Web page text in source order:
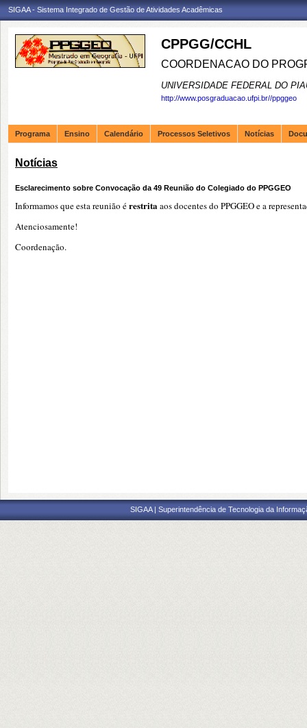
SIGAA - Sistema Integrado de Gestão de Atividades Acadêmicas
CPPGG/CCHL
COORDENACAO DO
UNIVERSIDADE FEDERAL DO
http://www.posgraduacao.ufpi.br//ppggeo
Programa Ensino Calendário Processos Seletivos Notícias
Notícias
Esclarecimento sobre Convocação da 49 Reunião do Colegiado do PPGGEO
Informamos que esta reunião érestritaaos docentes do PPGGEO e a
Atenciosamente!
Coordenação.
SIGAA | Superintendência de Tecnologia da